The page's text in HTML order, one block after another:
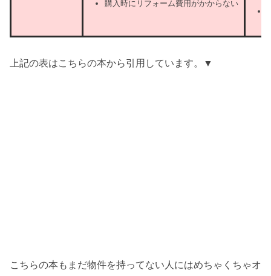
購入時にリフォーム費用がかからない
上記の表はこちらの本から引用しています。▼
こちらの本もまだ物件を持ってない人にはめちゃくちゃオ